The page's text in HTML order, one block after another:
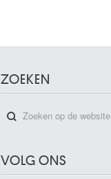
ZOEKEN
VOLG ONS